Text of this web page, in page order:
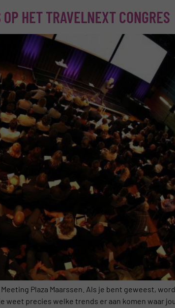
HET TRAVELNEXT CONGRES
Plaza Maarssen. Als je bent geweest,
precies welke trends er aan komen waar